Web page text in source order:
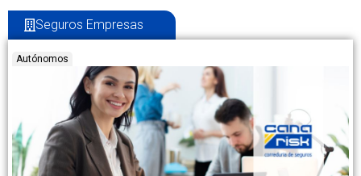
Seguros Empresas
Autónomos